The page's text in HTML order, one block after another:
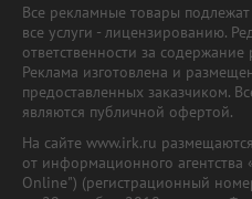
Все рекламные товары
все услуги - лицензированию.
ответственности за
Реклама изготовлена и
предоставленных заказчиком.
являются публичной офертой.
На сайте www.irk.ru
от информационного
Online") (регистрационный